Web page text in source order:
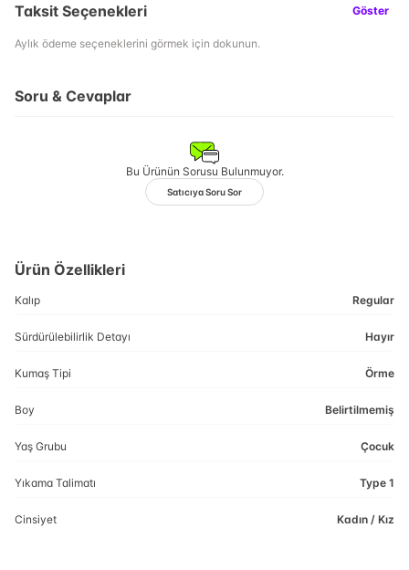
Taksit Seçenekleri Göster
Aylık ödeme seçeneklerini görmek için dokunun.
Soru & Cevaplar
Bu Ürünün Sorusu Bulunmuyor.
Satıcıya Soru Sor
Ürün Özellikleri
Kalıp Regular
Sürdürülebilirlik Detayı Hayır
Kumaş Tipi Örme
Boy Belirtilmemiş
Yaş Grubu Çocuk
Yıkama Talimatı Type 1
Cinsiyet Kadın / Kız